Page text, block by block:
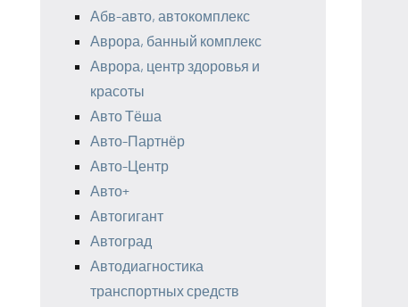
Абв-авто, автокомплекс
Аврора, банный комплекс
Аврора, центр здоровья и
красоты
Авто Тёша
Авто-Партнёр
Авто-Центр
Авто+
Автогигант
Автоград
Автодиагностика
транспортных средств